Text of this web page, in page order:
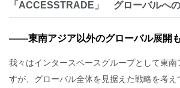
「ACCESSTRADE」 グローバルへ
――東南アジア以外のグローバル展開
我々はインタースペースグループとして東
すが、グローバル全体を見据えた戦略を考え